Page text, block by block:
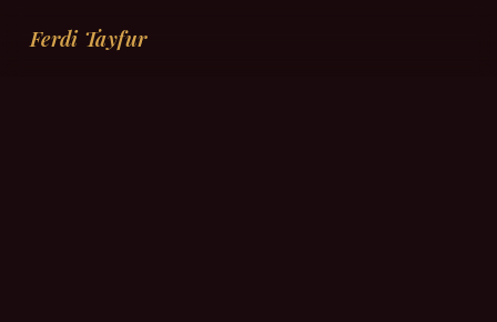
Ferdi Tayfur